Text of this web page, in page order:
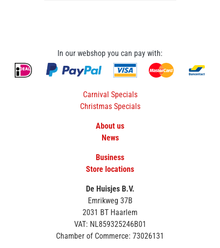
In our webshop you can pay with:
Carnival Specials
Christmas Specials
About us
News
Business
Store locations
De Huisjes B.V.
Emrikweg 37B
2031 BT Haarlem
VAT: NL859325246B01
Chamber of Commerce: 73026131